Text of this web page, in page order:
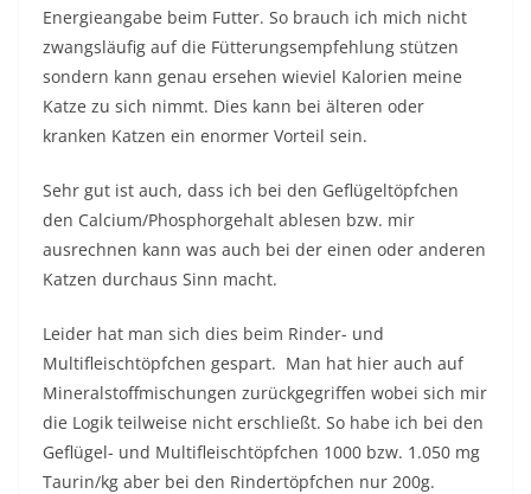
Energieangabe beim Futter. So brauch ich mich nicht
zwangsläufig auf die Fütterungsempfehlung stützen
sondern kann genau ersehen wieviel Kalorien meine
Katze zu sich nimmt. Dies kann bei älteren oder
kranken Katzen ein enormer Vorteil sein.
Sehr gut ist auch, dass ich bei den Geflügeltöpfchen
den Calcium/Phosphorgehalt ablesen bzw. mir
ausrechnen kann was auch bei der einen oder anderen
Katzen durchaus Sinn macht.
Leider hat man sich dies beim Rinder- und
Multifleischtöpfchen gespart. Man hat hier auch auf
Mineralstoffmischungen zurückgegriffen wobei sich mir
die Logik teilweise nicht erschließt. So habe ich bei den
Geflügel- und Multifleischtöpfchen 1000 bzw. 1.050 mg
Taurin/kg aber bei den Rindertöpfchen nur 200g.